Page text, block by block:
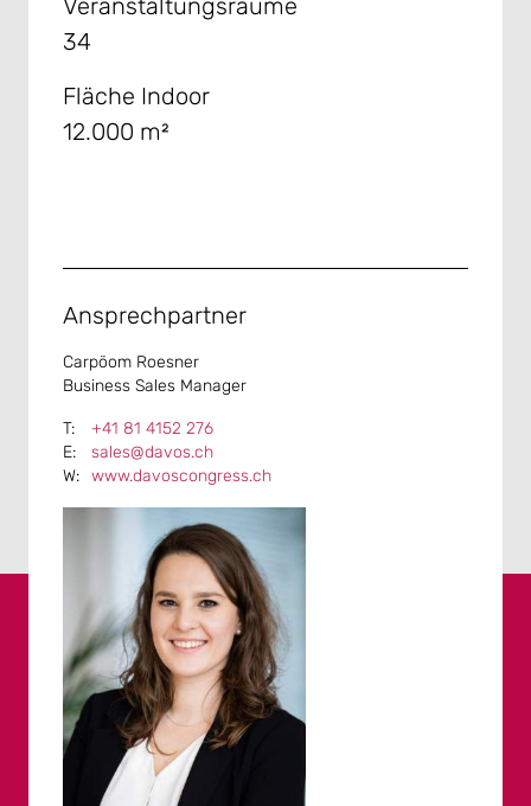
Veranstaltungsräume
34
Fläche Indoor
12.000 m²
Ansprechpartner
Carpöom Roesner
Business Sales Manager
+41 81 4152 276
sales@davos.ch
www.davoscongress.ch